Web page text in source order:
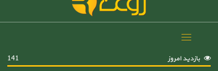
Toggle
بازدید امروز
141